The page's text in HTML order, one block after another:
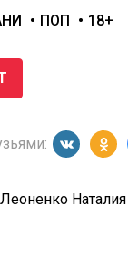
ПОП 18+